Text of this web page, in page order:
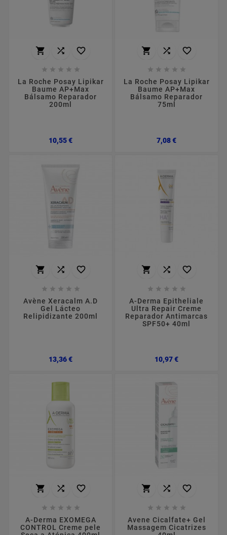
  
    
La Roche Posay Lipikar
Baume AP+Max
Bálsamo Reparador
200ml
10,55 €Preço
  
    
La Roche Posay Lipikar
Baume AP+Max
Bálsamo Reparador
75ml
7,08 €Preço
  
    
Avène Xeracalm A.D
Gel Lácteo
Relipidizante 200ml
13,36 €Preço
  
    
A-Derma Epitheliale
Ultra Repair Creme
Reparador Antimarcas
SPF50+ 40ml
10,97 €Preço
  
    
A-Derma EXOMEGA
CONTROL Creme pele
  
    
Avene Cicalfate+ Gel
Massagem Cicatrizes